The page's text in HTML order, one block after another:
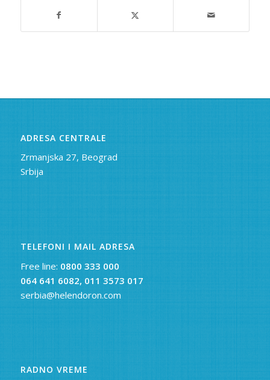
ADRESA CENTRALE
Zrmanjska 27, Beograd
Srbija
TELEFONI I MAIL ADRESA
Free line: 0800 333 000
064 641 6082, 011 3573 017
serbia@helendoron.com
RADNO VREME